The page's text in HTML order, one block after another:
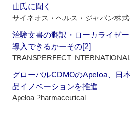
山氏に聞く
サイネオス・ヘルス・ジャパン株
治験文書の翻訳・ローカライゼ
導入できるかーその[2]
TRANSPERFECT
グローバルCDMOのApeloa、日
品イノベーションを推進
Apeloa Pharmaceutical